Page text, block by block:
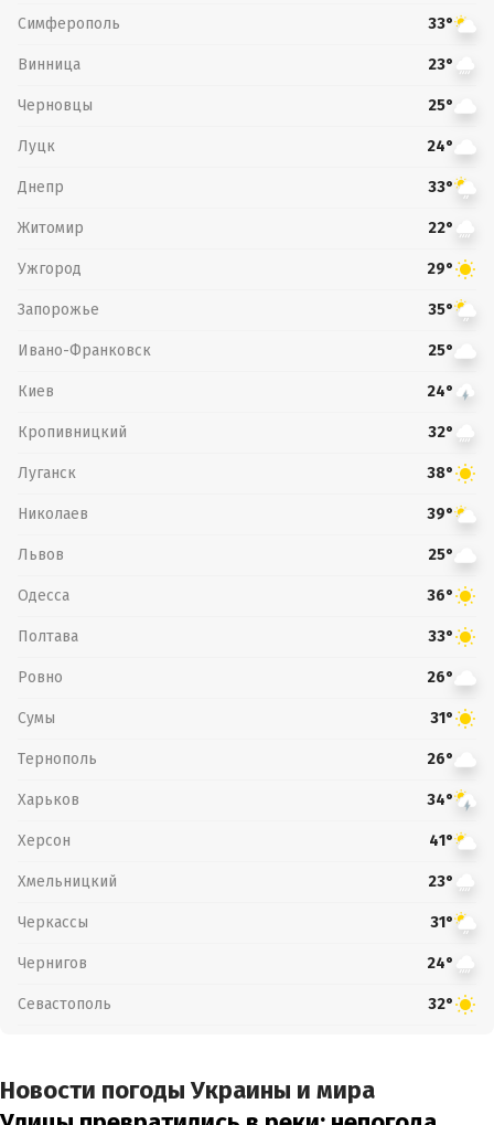
Симферополь 33°
Винница 23°
Черновцы 25°
Луцк 24°
Днепр 33°
Житомир 22°
Ужгород 29°
Запорожье 35°
Ивано-Франковск 25°
Киев 24°
Кропивницкий 32°
Луганск 38°
Николаев 39°
Львов 25°
Одесса 36°
Полтава 33°
Ровно 26°
Сумы 31°
Тернополь 26°
Харьков 34°
Херсон 41°
Хмельницкий 23°
Черкассы 31°
Чернигов 24°
Севастополь 32°
Новости погоды Украины и мира